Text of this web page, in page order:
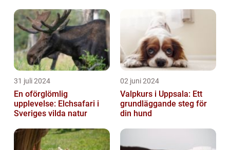
31 juli 2024
En oförglömlig
upplevelse: Elchsafari i
Sveriges vilda natur
02 juni 2024
Valpkurs i Uppsala: Ett
grundläggande steg för
din hund